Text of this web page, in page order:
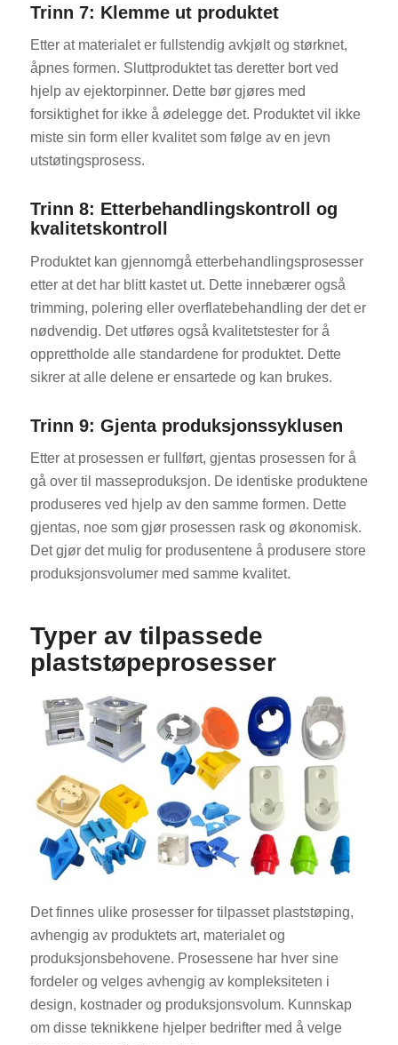
Trinn 7: Klemme ut produktet
Etter at materialet er fullstendig avkjølt og størknet,
åpnes formen. Sluttproduktet tas deretter bort ved
hjelp av ejektorpinner. Dette bør gjøres med
forsiktighet for ikke å ødelegge det. Produktet vil ikke
miste sin form eller kvalitet som følge av en jevn
utstøtingsprosess.
Trinn 8: Etterbehandlingskontroll og
kvalitetskontroll
Produktet kan gjennomgå etterbehandlingsprosesser
etter at det har blitt kastet ut. Dette innebærer også
trimming, polering eller overflatebehandling der det er
nødvendig. Det utføres også kvalitetstester for å
opprettholde alle standardene for produktet. Dette
sikrer at alle delene er ensartede og kan brukes.
Trinn 9: Gjenta produksjonssyklusen
Etter at prosessen er fullført, gjentas prosessen for å
gå over til masseproduksjon. De identiske produktene
produseres ved hjelp av den samme formen. Dette
gjentas, noe som gjør prosessen rask og økonomisk.
Det gjør det mulig for produsentene å produsere store
produksjonsvolumer med samme kvalitet.
Typer av tilpassede
plaststøpeprosesser
Det finnes ulike prosesser for tilpasset plaststøping,
avhengig av produktets art, materialet og
produksjonsbehovene. Prosessene har hver sine
fordeler og velges avhengig av kompleksiteten i
design, kostnader og produksjonsvolum. Kunnskap
om disse teknikkene hjelper bedrifter med å velge